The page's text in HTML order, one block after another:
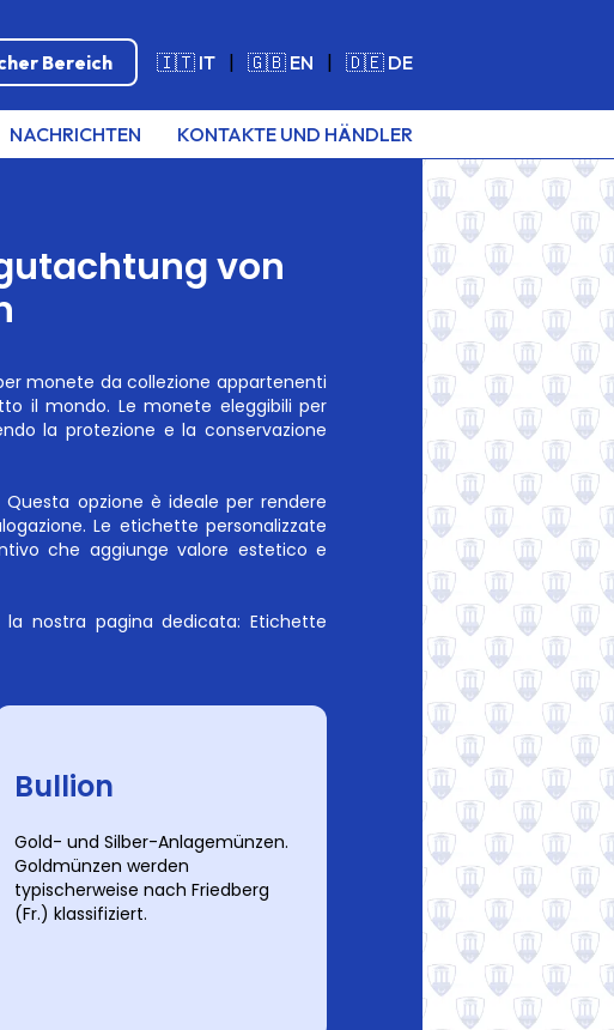
Bereich 🇮🇹 IT 🇬🇧 EN 🇩🇪 DE
NACHRICHTEN KONTAKTE UND HÄNDLER
von
monete da collezione appartenenti
il mondo. Le monete eleggibili per
la protezione e la conservazione
opzione è ideale per rendere
Le etichette personalizzate
che aggiunge valore estetico e
nostra pagina dedicata: Etichette
Bullion
Gold- und Silber-Anlagemünzen.
Goldmünzen werden
typischerweise nach Friedberg
(Fr.) klassifiziert.